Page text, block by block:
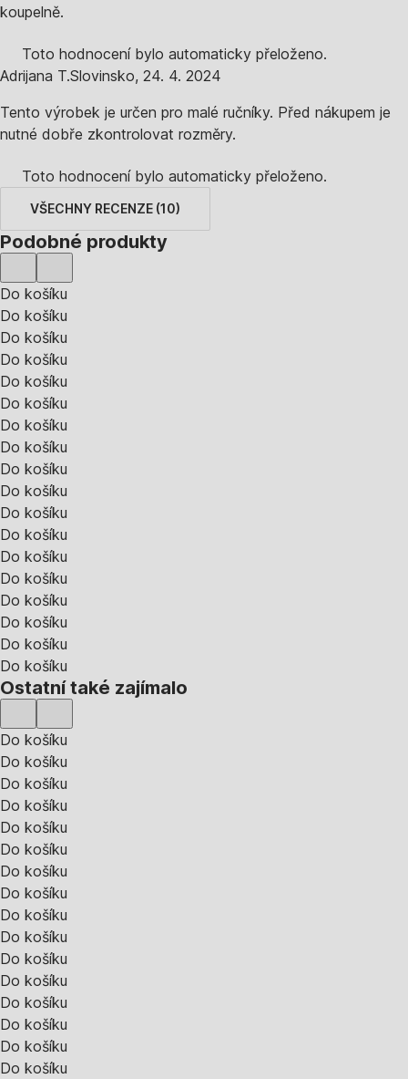
koupelně.
Toto hodnocení bylo automaticky přeloženo.
Adrijana T.Slovinsko, 24. 4. 2024
Tento výrobek je určen pro malé ručníky. Před nákupem je
nutné dobře zkontrolovat rozměry.
Toto hodnocení bylo automaticky přeloženo.
VŠECHNY RECENZE (10)
Podobné produkty
Do košíku
Do košíku
Do košíku
Do košíku
Do košíku
Do košíku
Do košíku
Do košíku
Do košíku
Do košíku
Do košíku
Do košíku
Do košíku
Do košíku
Do košíku
Do košíku
Do košíku
Do košíku
Ostatní také zajímalo
Do košíku
Do košíku
Do košíku
Do košíku
Do košíku
Do košíku
Do košíku
Do košíku
Do košíku
Do košíku
Do košíku
Do košíku
Do košíku
Do košíku
Do košíku
Do košíku